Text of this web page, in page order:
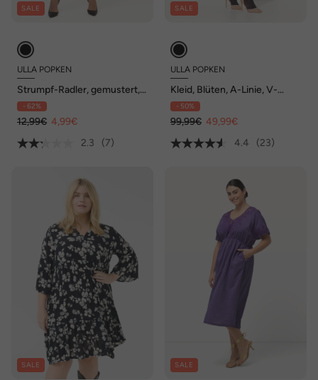
SALE
ULLA POPKEN
Strumpf-Radler, gemustert,
Oberschenkelschutz
- 62%
12,99€ 4,99€
2.3
(7)
SALE
ULLA POPKEN
Kleid, Blüten, A-Linie, V-
Ausschnitt, Cup-Halbarm
- 50%
99,99€ 49,99€
4.4
(23)
SALE SALE